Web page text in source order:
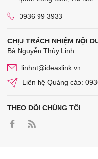
0936 99 3933
CHỊU TRÁCH NHIỆM NỘI
Bà Nguyễn Thùy Linh
linhnt@ideaslink.vn
Liên hệ Quảng cáo:
THEO DÕI CHÚNG TÔI